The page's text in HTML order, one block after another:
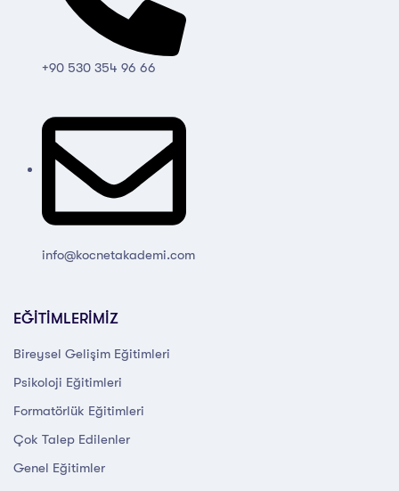
+90 530 354 96 66
info@kocnetakademi.com
EĞİTİMLERİMİZ
Bireysel Gelişim Eğitimleri
Psikoloji Eğitimleri
Formatörlük Eğitimleri
Çok Talep Edilenler
Genel Eğitimler